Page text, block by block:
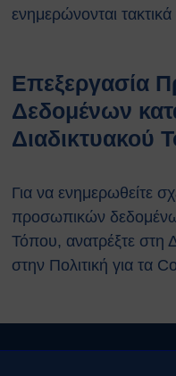
ενημερώνονται
Επεξεργασία
Δεδομένων
Διαδικτυακού
Για να ενημερωθείτε
προσωπικών
Τόπου, ανατρέξτε στη
στην Πολιτική για τα